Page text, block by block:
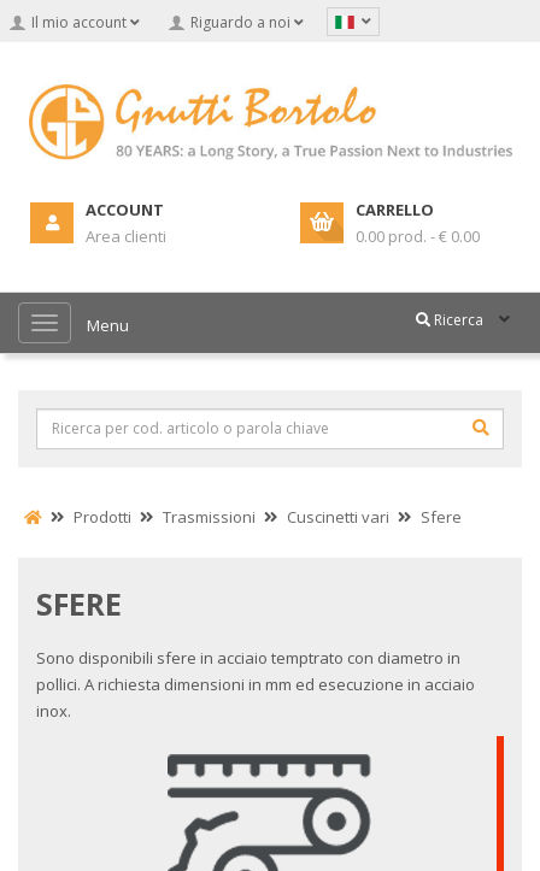
Il mio account Riguardo a noi
ACCOUNT
Area clienti
CARRELLO
0.00 prod. - € 0.00
Menu Ricerca
Prodotti Trasmissioni Cuscinetti vari Sfere
SFERE
Sono disponibili sfere in acciaio temptrato con diametro in
pollici. A richiesta dimensioni in mm ed esecuzione in acciaio
inox.